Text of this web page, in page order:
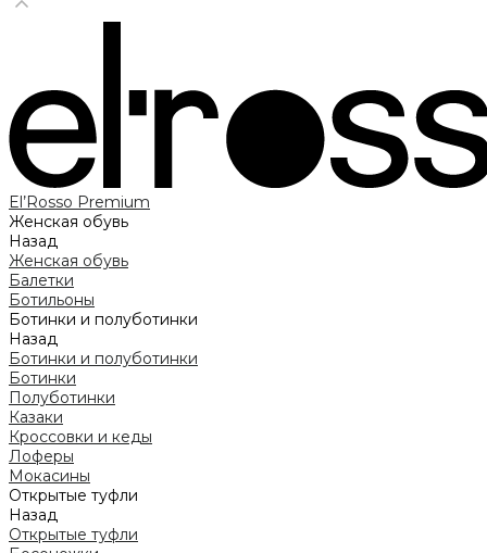
El’Rosso Premium
Женская обувь
Назад
Женская обувь
Балетки
Ботильоны
Ботинки и полуботинки
Назад
Ботинки и полуботинки
Ботинки
Полуботинки
Казаки
Кроссовки и кеды
Лоферы
Мокасины
Открытые туфли
Назад
Открытые туфли